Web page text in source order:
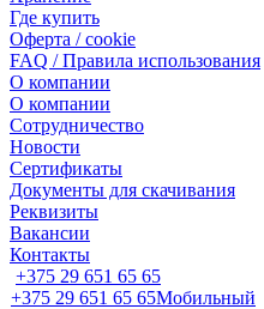
Где купить
Оферта / cookie
FAQ / Правила использования
О компании
О компании
Сотрудничество
Новости
Сертификаты
Документы для скачивания
Реквизиты
Вакансии
Контакты
+375 29 651 65 65
+375 29 651 65 65Мобильный